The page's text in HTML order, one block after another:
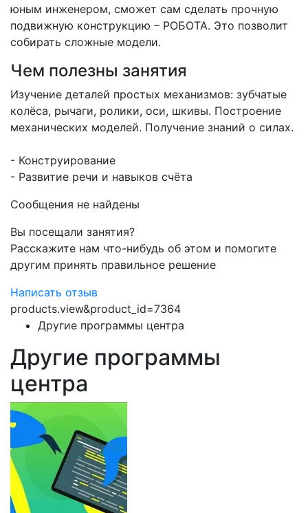
юным инженером, сможет сам сделать прочную
подвижную конструкцию – РОБОТА. Это позволит
собирать сложные модели.
Чем полезны занятия
Изучение деталей простых механизмов: зубчатые
колёса, рычаги, ролики, оси, шкивы. Построение
механических моделей. Получение знаний о силах.
- Конструирование
- Развитие речи и навыков счёта
Сообщения не найдены
Вы посещали занятия?
Расскажите нам что-нибудь об этом и помогите
другим принять правильное решение
Написать отзыв
products.view&product_id=7364
Другие программы центра
Другие программы
центра